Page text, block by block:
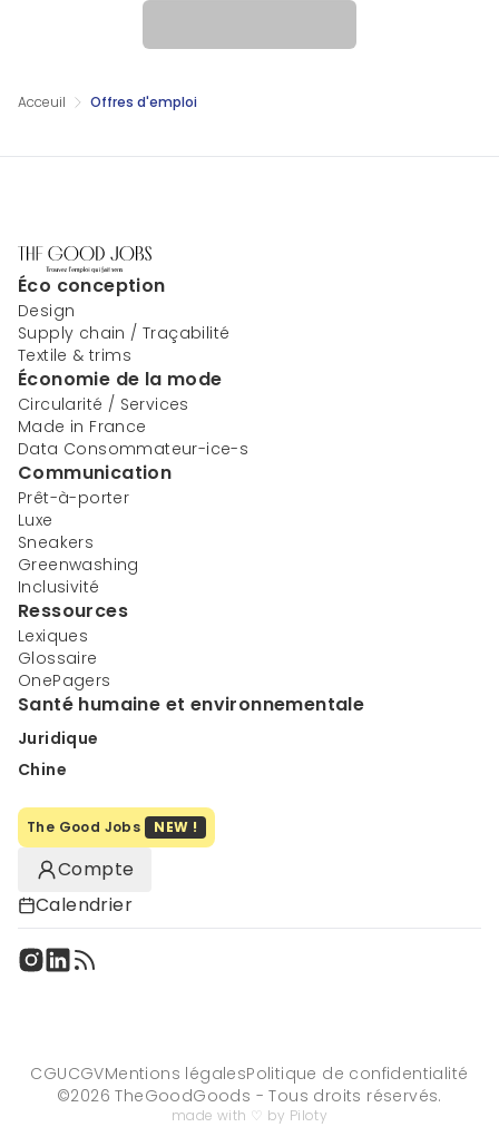
Acceuil Offres d'emploi
Éco conception
Design
Supply chain / Traçabilité
Textile & trims
Économie de la mode
Circularité / Services
Made in France
Data Consommateur-ice-s
Communication
Prêt-à-porter
Luxe
Sneakers
Greenwashing
Inclusivité
Ressources
Lexiques
Glossaire
OnePagers
Santé humaine et environnementale
Juridique
Chine
The Good Jobs NEW !
Compte
Calendrier
CGUCGVMentions légalesPolitique de confidentialité
©2026 TheGoodGoods - Tous droits réservés.
made with ♡ by Piloty